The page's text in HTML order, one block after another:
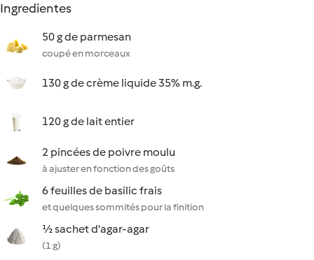
Ingredientes
50 g de parmesan
coupé en morceaux
130 g de crème liquide 35% m.g.
120 g de lait entier
2 pincées de poivre moulu
à ajuster en fonction des goûts
6 feuilles de basilic frais
et quelques sommités pour la finition
½ sachet d'agar-agar
(1 g)